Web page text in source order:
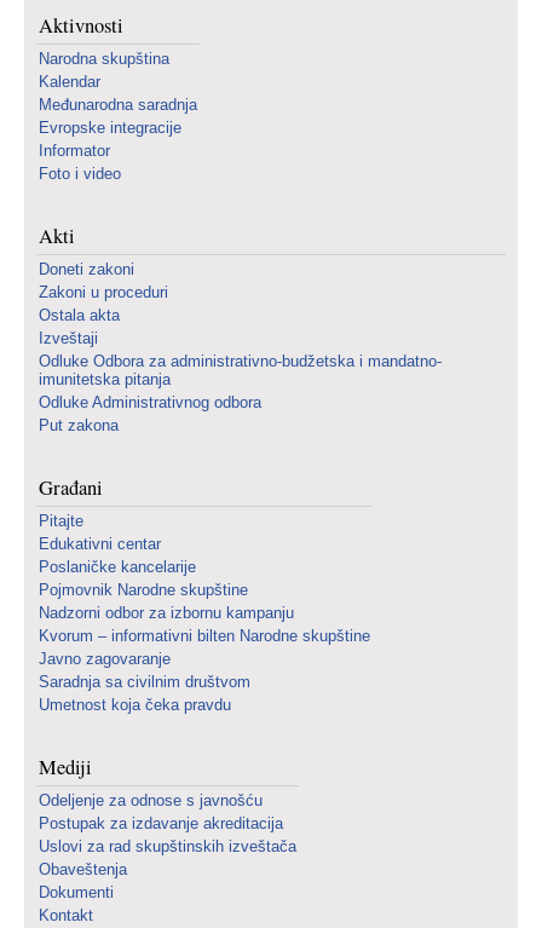
Aktivnosti
Narodna skupština
Kalendar
Međunarodna saradnja
Evropske integracije
Informator
Foto i video
Akti
Doneti zakoni
Zakoni u proceduri
Ostala akta
Izveštaji
Odluke Odbora za administrativno-budžetska i mandatno-
imunitetska pitanja
Odluke Administrativnog odbora
Put zakona
Građani
Pitajte
Edukativni centar
Poslaničke kancelarije
Pojmovnik Narodne skupštine
Nadzorni odbor za izbornu kampanju
Kvorum – informativni bilten Narodne skupštine
Javno zagovaranje
Saradnja sa civilnim društvom
Umetnost koja čeka pravdu
Mediji
Odeljenje za odnose s javnošću
Postupak za izdavanje akreditacija
Uslovi za rad skupštinskih izveštača
Obaveštenja
Dokumenti
Kontakt